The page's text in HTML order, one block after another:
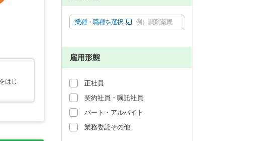
はじ
業種・職種を選択 例）調剤薬局
雇用形態
正社員
契約社員・嘱託社員
パート・アルバイト
業務委託その他